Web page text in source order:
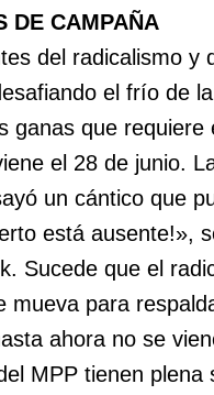
DE CAMPAÑA
del radicalismo y
el frío de
ganas que
el 28 de junio.
un cántico que
está ausente!»,
Sucede que el
mueva para
ahora no se
MPP tienen